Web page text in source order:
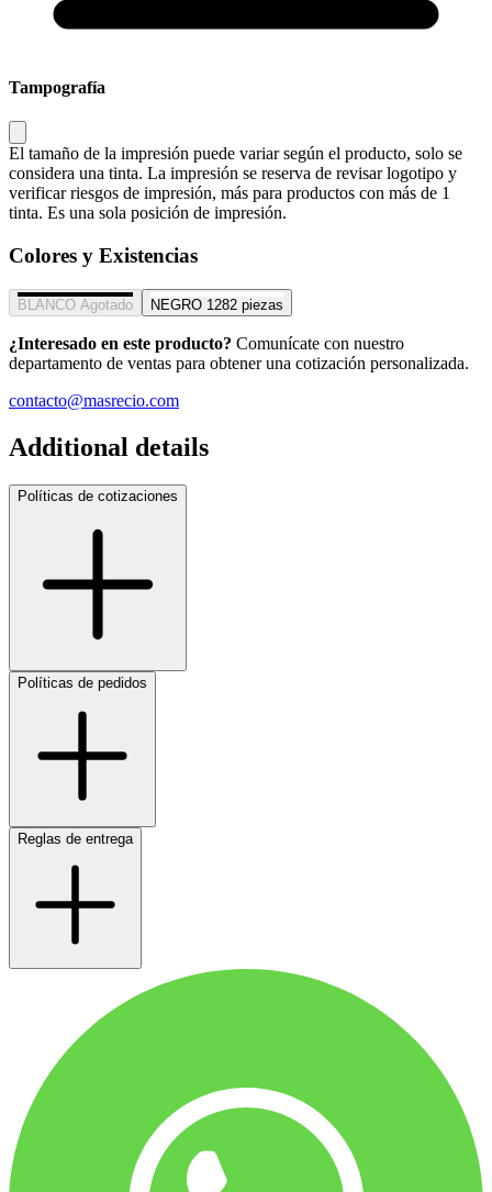
Tampografía
El tamaño de la impresión puede variar según el producto, solo se
considera una tinta. La impresión se reserva de revisar logotipo y
verificar riesgos de impresión, más para productos con más de 1
tinta. Es una sola posición de impresión.
Colores y Existencias
BLANCO Agotado NEGRO 1282 piezas
¿Interesado en este producto? Comunícate con nuestro
departamento de ventas para obtener una cotización personalizada.
contacto@masrecio.com
Additional details
Políticas de cotizaciones
Políticas de pedidos
Reglas de entrega